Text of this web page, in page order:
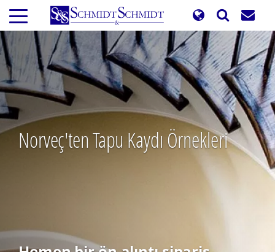
Ana
içeriğe
atla
Norveç'ten Tapu Kaydı Örnekleri